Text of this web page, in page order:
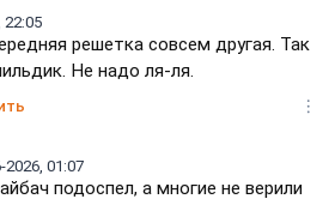
22:05
решетка совсем другая. Так
Не надо ля-ля.
2026, 01:07
подоспел, а многие не верили